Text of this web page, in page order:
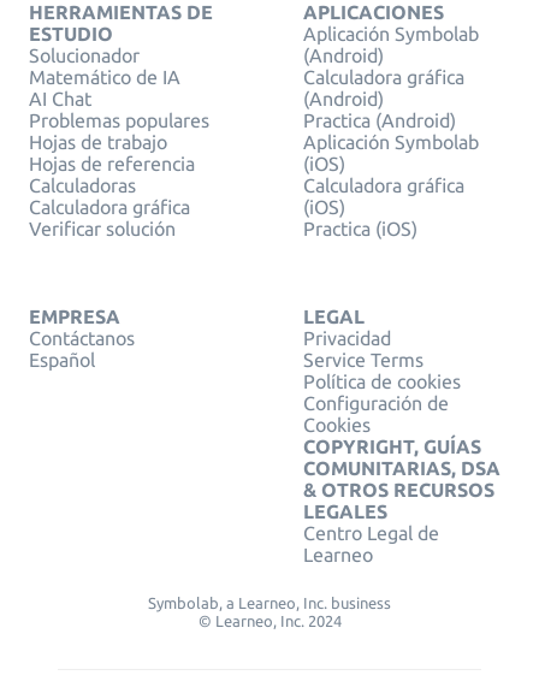
HERRAMIENTAS DE
ESTUDIO
Solucionador
Matemático de IA
AI Chat
Problemas populares
Hojas de trabajo
Hojas de referencia
Calculadoras
Calculadora gráfica
Verificar solución
APLICACIONES
Aplicación Symbolab
(Android)
Calculadora gráfica
(Android)
Practica (Android)
Aplicación Symbolab
(iOS)
Calculadora gráfica
(iOS)
Practica (iOS)
EMPRESA
Contáctanos
Español
LEGAL
Privacidad
Service Terms
Política de cookies
Configuración de
Cookies
COPYRIGHT, GUÍAS
COMUNITARIAS, DSA
& OTROS RECURSOS
LEGALES
Centro Legal de
Learneo
Symbolab, a Learneo, Inc. business
© Learneo, Inc. 2024